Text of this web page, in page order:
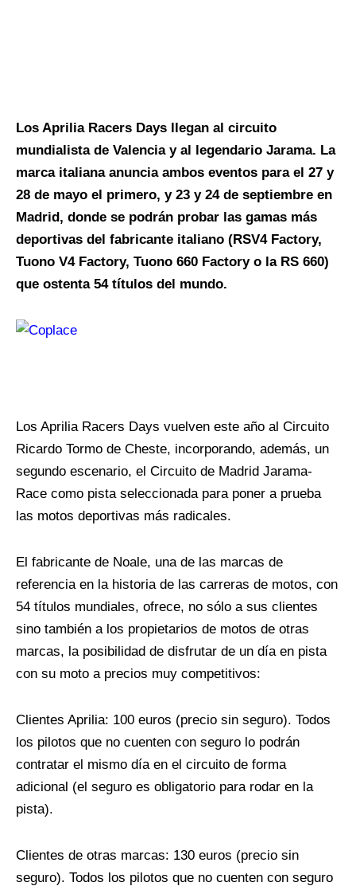
Los Aprilia Racers Days llegan al circuito
mundialista de Valencia y al legendario Jarama. La
marca italiana anuncia ambos eventos para el 27 y
28 de mayo el primero, y 23 y 24 de septiembre en
Madrid, donde se podrán probar las gamas más
deportivas del fabricante italiano (RSV4 Factory,
Tuono V4 Factory, Tuono 660 Factory o la RS 660)
que ostenta 54 títulos del mundo.
Los Aprilia Racers Days vuelven este año al Circuito
Ricardo Tormo de Cheste, incorporando, además, un
segundo escenario, el Circuito de Madrid Jarama-
Race como pista seleccionada para poner a prueba
las motos deportivas más radicales.
El fabricante de Noale, una de las marcas de
referencia en la historia de las carreras de motos, con
54 títulos mundiales, ofrece, no sólo a sus clientes
sino también a los propietarios de motos de otras
marcas, la posibilidad de disfrutar de un día en pista
con su moto a precios muy competitivos:
Clientes Aprilia: 100 euros (precio sin seguro). Todos
los pilotos que no cuenten con seguro lo podrán
contratar el mismo día en el circuito de forma
adicional (el seguro es obligatorio para rodar en la
pista).
Clientes de otras marcas: 130 euros (precio sin
seguro). Todos los pilotos que no cuenten con seguro